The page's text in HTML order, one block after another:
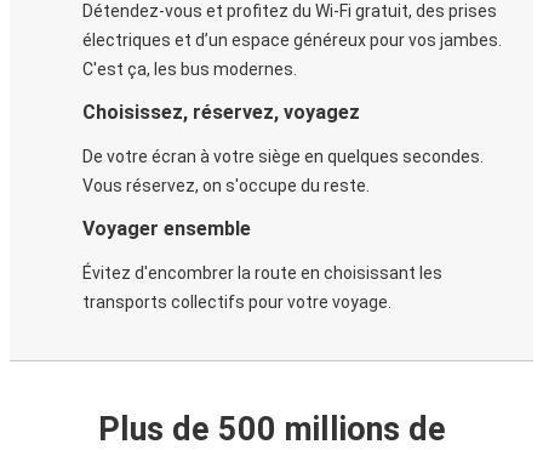
Détendez-vous et profitez du Wi-Fi gratuit, des prises
électriques et d’un espace généreux pour vos jambes.
C'est ça, les bus modernes.
Choisissez, réservez, voyagez
De votre écran à votre siège en quelques secondes.
Vous réservez, on s'occupe du reste.
Voyager ensemble
Évitez d'encombrer la route en choisissant les
transports collectifs pour votre voyage.
Plus de 500 millions de